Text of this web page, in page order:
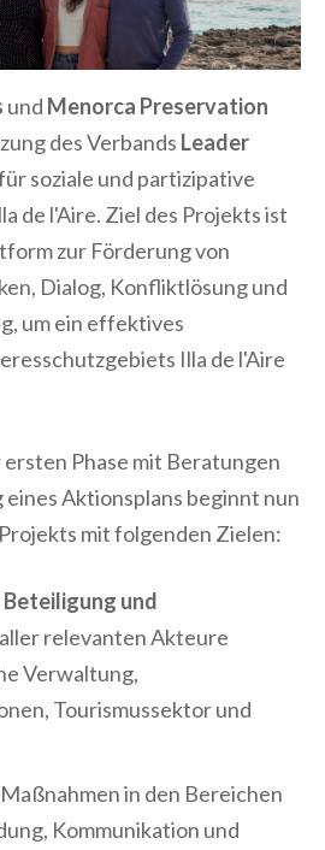
und Menorca Preservation
des Verbands Leader
soziale und partizipative
de l'Aire. Ziel des Projekts ist
zur Förderung von
Dialog, Konfliktlösung und
um ein effektives
Illa de l'Aire
Phase mit Beratungen
Aktionsplans beginnt nun
mit folgenden Zielen:
Beteiligung und
aller relevanten Akteure
Verwaltung,
Tourismussektor und
in den Bereichen
Kommunikation und